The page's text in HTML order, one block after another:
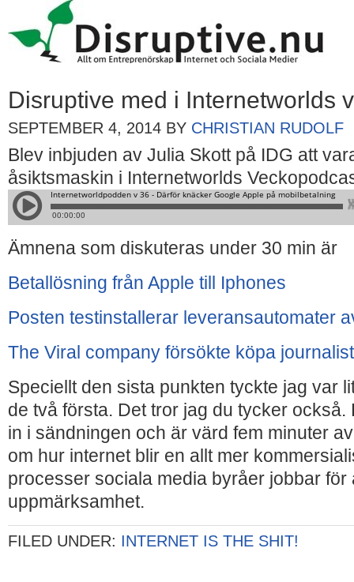
Disruptive med i Internetworlds
SEPTEMBER 4, 2014 BY CHRISTIAN RUDOLF
Blev inbjuden av Julia Skott på IDG att
åsiktsmaskin i Internetworlds
Ämnena som diskuteras under 30 min är
Betallösning från Apple till Iphones
Posten testinstallerar leveransautomater
The Viral company försökte köpa
Speciellt den sista punkten tyckte jag var
de två första. Det tror jag du tycker
in i sändningen och är värd fem minuter
om hur internet blir en allt mer
processer sociala media byråer jobbar för
uppmärksamhet.
FILED UNDER: INTERNET IS THE SHIT!